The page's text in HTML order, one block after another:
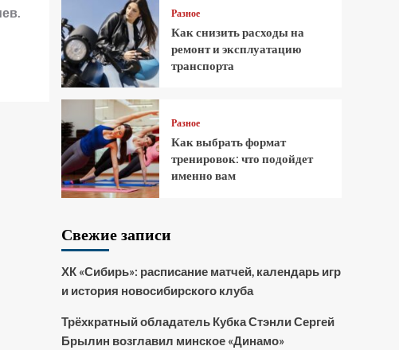
Разное
Как снизить расходы на
ремонт и эксплуатацию
транспорта
Разное
Как выбрать формат
тренировок: что подойдет
именно вам
Свежие записи
ХК «Сибирь»: расписание матчей, календарь игр
и история новосибирского клуба
Трёхкратный обладатель Кубка Стэнли Сергей
Брылин возглавил минское «Динамо»